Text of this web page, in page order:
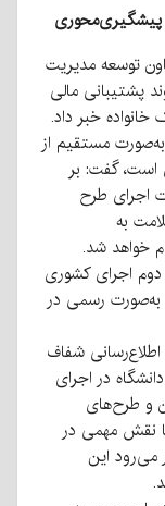
پیشگیری‌محوری
توسعه مدیریت
پشتیبانی مالی
خانواده خبر داد.
به‌صورت مستقیم از
گفت: بر
اجرای طرح
به
خواهد شد.
دوم اجرای کشوری
به‌صورت رسمی در
شفاف
در اجرای
و طرح‌های
نقش مهمی در
می‌رود این